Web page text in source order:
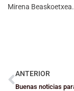
Mirena Beaskoetxea.
ANTERIOR